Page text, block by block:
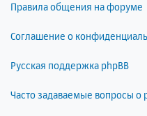
Правила общения на форуме
Соглашение о
Русская поддержка phpBB
Часто задаваемые вопросы о